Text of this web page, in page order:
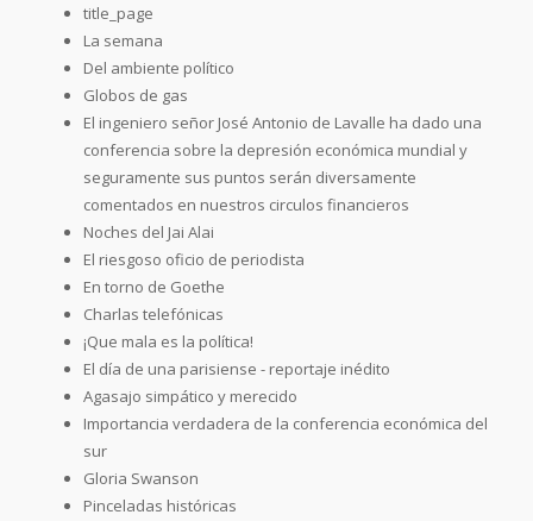
title_page
La semana
Del ambiente político
Globos de gas
El ingeniero señor José Antonio de Lavalle ha dado una
conferencia sobre la depresión económica mundial y
seguramente sus puntos serán diversamente
comentados en nuestros circulos financieros
Noches del Jai Alai
El riesgoso oficio de periodista
En torno de Goethe
Charlas telefónicas
¡Que mala es la política!
El día de una parisiense - reportaje inédito
Agasajo simpático y merecido
Importancia verdadera de la conferencia económica del
sur
Gloria Swanson
Pinceladas históricas